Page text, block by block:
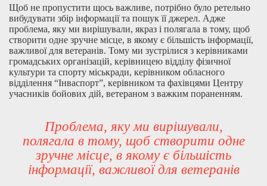
Щоб не пропустити щось важливе, потрібно було ретельно
вибудувати збір інформації та пошук її джерел. Адже
проблема, яку ми вирішували, якраз і полягала в тому, щоб
створити одне зручне місце, в якому є більшість інформації,
важливої для ветеранів. Тому ми зустрілися з керівниками
громадських організацій, керівницею відділу фізичної
культури та спорту міськради, керівником обласного
відділення “Інваспорт”, керівником та фахівцями Центру
учасників бойових дій, ветераном з важким пораненням.
Проблема, яку ми вирішували,
полягала в тому, щоб створити одне
зручне місце, в якому є більшість
інформації, важливої для ветеранів